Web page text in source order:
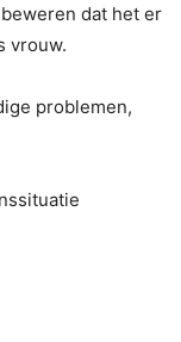
dat het er
vrouw.
problemen,